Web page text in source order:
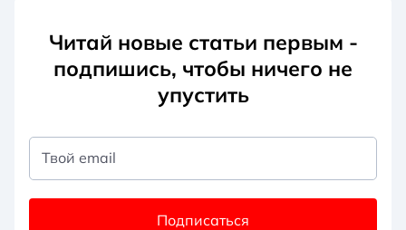
Читай новые статьи первым -
подпишись, чтобы ничего не
упустить
Твой email
Подписаться